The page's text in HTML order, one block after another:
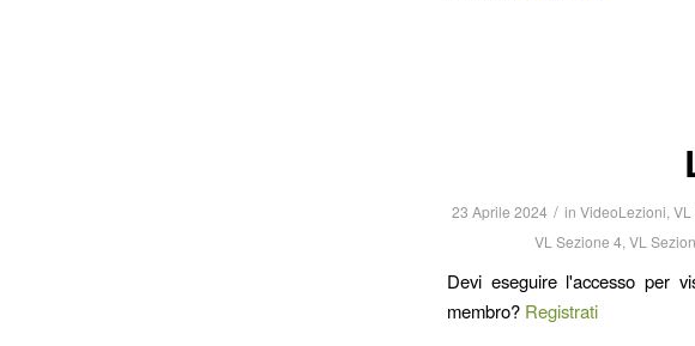
23 Aprile 2024 / in VideoLezioni, VL
VL Sezione 4, VL
Devi eseguire l'accesso per
membro? Registrati